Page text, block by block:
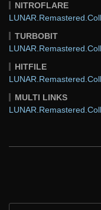
NITROFLARE
TURBOBIT
HITFILE
MULTI LINKS